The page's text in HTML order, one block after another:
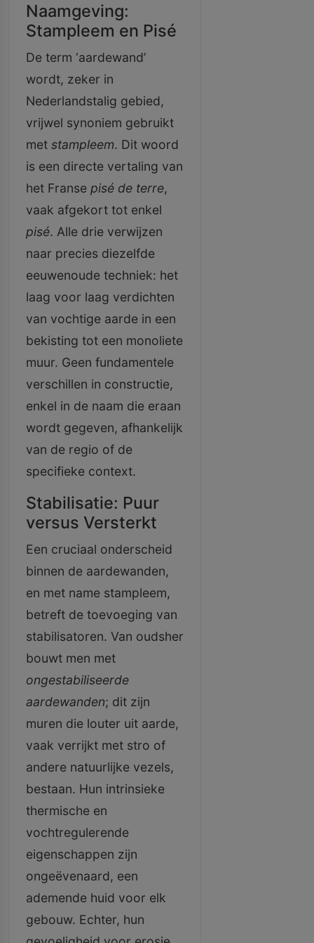
Naamgeving:
Stampleem en Pisé
De term ‘aardewand’
wordt, zeker in
Nederlandstalig gebied,
vrijwel synoniem gebruikt
met stampleem. Dit woord
is een directe vertaling van
het Franse pisé de terre,
vaak afgekort tot enkel
pisé. Alle drie verwijzen
naar precies diezelfde
eeuwenoude techniek: het
laag voor laag verdichten
van vochtige aarde in een
bekisting tot een monoliete
muur. Geen fundamentele
verschillen in constructie,
enkel in de naam die eraan
wordt gegeven, afhankelijk
van de regio of de
specifieke context.
Stabilisatie: Puur
versus Versterkt
Een cruciaal onderscheid
binnen de aardewanden,
en met name stampleem,
betreft de toevoeging van
stabilisatoren. Van oudsher
bouwt men met
ongestabiliseerde
aardewanden; dit zijn
muren die louter uit aarde,
vaak verrijkt met stro of
andere natuurlijke vezels,
bestaan. Hun intrinsieke
thermische en
vochtregulerende
eigenschappen zijn
ongeëvenaard, een
ademende huid voor elk
gebouw. Echter, hun